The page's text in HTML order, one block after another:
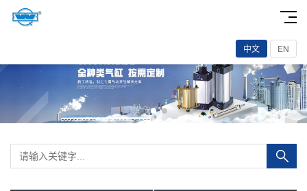
中文 EN